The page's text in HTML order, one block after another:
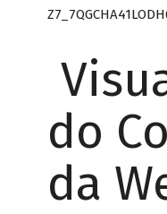
do
da